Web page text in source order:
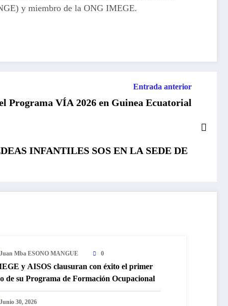
y miembro de la ONG IMEGE.
Entrada anterior
Programa VÍA 2026 en Guinea Ecuatorial
INFANTILES SOS EN LA SEDE DE
Juan Mba ESONO MANGUE 0
y AISOS clausuran con éxito el primer
de su Programa de Formación Ocupacional
Junio 30, 2026